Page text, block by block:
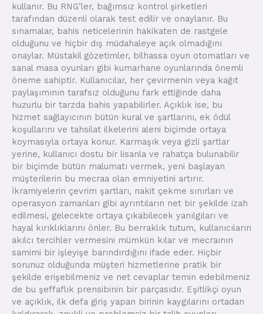
kullanır. Bu RNG’ler, bağımsız kontrol şirketleri
tarafından düzenli olarak test edilir ve onaylanır. Bu
sınamalar, bahis neticelerinin hakikaten de rastgele
olduğunu ve hiçbir dış müdahaleye açık olmadığını
onaylar. Müstakil gözetimler, bilhassa oyun otomatları ve
sanal masa oyunları gibi kumarhane oyunlarında önemli
öneme sahiptir. Kullanıcılar, her çevirmenin veya kağıt
paylaşımının tarafsız olduğunu fark ettiğinde daha
huzurlu bir tarzda bahis yapabilirler. Açıklık ise, bu
hizmet sağlayıcının bütün kural ve şartlarını, ek ödül
koşullarını ve tahsilat ilkelerini aleni biçimde ortaya
koymasıyla ortaya konur. Karmaşık veya gizli şartlar
yerine, kullanıcı dostu bir lisanla ve rahatça bulunabilir
bir biçimde bütün malumatı vermek, yeni başlayan
müşterilerin bu mecraa olan emniyetini artırır.
İkramiyelerin çevrim şartları, nakit çekme sınırları ve
operasyon zamanları gibi ayrıntıların net bir şekilde izah
edilmesi, gelecekte ortaya çıkabilecek yanılgıları ve
hayal kırıklıklarını önler. Bu berraklık tutum, kullanıcıların
akılcı tercihler vermesini mümkün kılar ve mecraının
samimi bir işleyişe barındırdığını ifade eder. Hiçbir
sorunuz olduğunda müşteri hizmetlerine pratik bir
şekilde erişebilmeniz ve net cevaplar temin edebilmeniz
de bu şeffaflık prensibinin bir parçasıdır. Eşitlikçi oyun
ve açıklık, ilk defa giriş yapan birinin kaygılarını ortadan